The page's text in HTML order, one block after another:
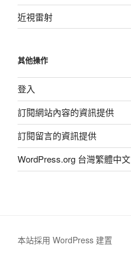
近視雷射
其他操作
登入
訂閱網站內容的資訊提供
訂閱留言的資訊提供
WordPress.org 台灣繁體中文
本站採用 WordPress 建置